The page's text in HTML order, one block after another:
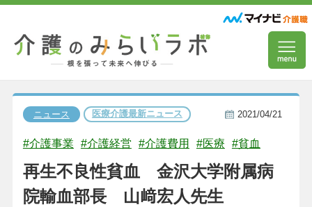
ニュース 医療介護最新ニュース 2021/04/21
#介護事業 #介護経営 #介護費用 #医療 #貧血
再生不良性貧血 金沢大学附属病
院輸血部長 山﨑宏人先生